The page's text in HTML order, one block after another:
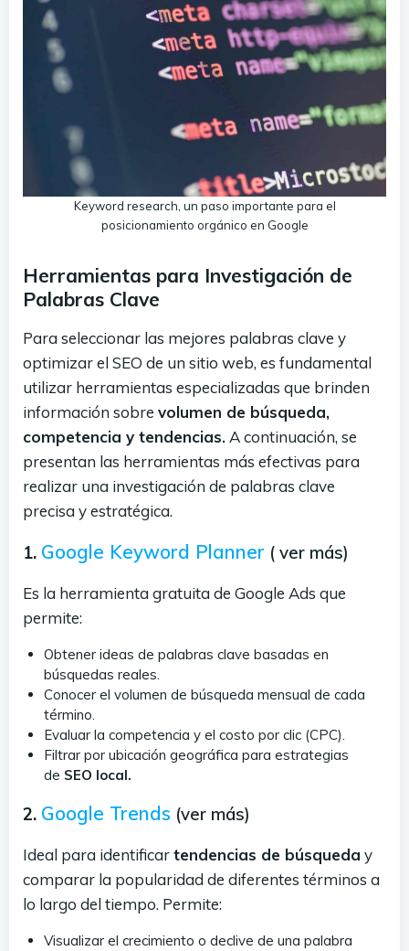
Keyword research, un paso importante para el
posicionamiento orgánico en Google
Herramientas para Investigación de
Palabras Clave
Para seleccionar las mejores palabras clave y
optimizar el SEO de un sitio web, es fundamental
utilizar herramientas especializadas que brinden
información sobre volumen de búsqueda,
competencia y tendencias. A continuación, se
presentan las herramientas más efectivas para
realizar una investigación de palabras clave
precisa y estratégica.
1. Google Keyword Planner ( ver más)
Es la herramienta gratuita de Google Ads que
permite:
Obtener ideas de palabras clave basadas en
búsquedas reales.
Conocer el volumen de búsqueda mensual de cada
término.
Evaluar la competencia y el costo por clic (CPC).
Filtrar por ubicación geográfica para estrategias
de SEO local.
2. Google Trends (ver más)
Ideal para identificartendencias de búsqueda y
comparar la popularidad de diferentes términos a
lo largo del tiempo. Permite:
Visualizar el crecimiento o declive de una palabra